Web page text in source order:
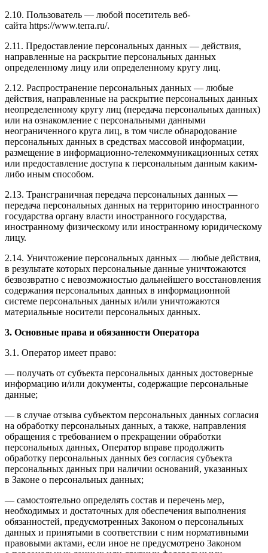
2.10. Пользователь — любой посетитель веб-
сайта https://www.terra.ru/.
2.11. Предоставление персональных данных — действия,
направленные на раскрытие персональных данных
определенному лицу или определенному кругу лиц.
2.12. Распространение персональных данных — любые
действия, направленные на раскрытие персональных данных
неопределенному кругу лиц (передача персональных данных)
или на ознакомление с персональными данными
неограниченного круга лиц, в том числе обнародование
персональных данных в средствах массовой информации,
размещение в информационно-телекоммуникационных сетях
или предоставление доступа к персональным данным каким-
либо иным способом.
2.13. Трансграничная передача персональных данных —
передача персональных данных на территорию иностранного
государства органу власти иностранного государства,
иностранному физическому или иностранному юридическому
лицу.
2.14. Уничтожение персональных данных — любые действия,
в результате которых персональные данные уничтожаются
безвозвратно с невозможностью дальнейшего восстановления
содержания персональных данных в информационной
системе персональных данных и/или уничтожаются
материальные носители персональных данных.
3. Основные права и обязанности Оператора
3.1. Оператор имеет право:
— получать от субъекта персональных данных достоверные
информацию и/или документы, содержащие персональные
данные;
— в случае отзыва субъектом персональных данных согласия
на обработку персональных данных, а также, направления
обращения с требованием о прекращении обработки
персональных данных, Оператор вправе продолжить
обработку персональных данных без согласия субъекта
персональных данных при наличии оснований, указанных
в Законе о персональных данных;
— самостоятельно определять состав и перечень мер,
необходимых и достаточных для обеспечения выполнения
обязанностей, предусмотренных Законом о персональных
данных и принятыми в соответствии с ним нормативными
правовыми актами, если иное не предусмотрено Законом